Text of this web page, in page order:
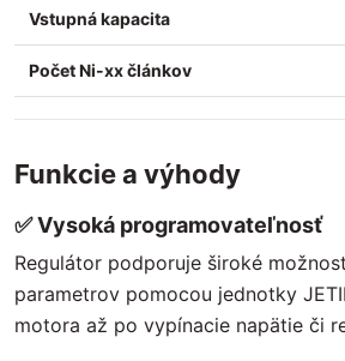
Vstupná kapacita
Počet Ni-xx článkov
Funkcie a výhody
✅Vysoká programovateľnosť
Regulátor podporuje široké
parametrov pomocou jednotky
motora až po vypínacie napätie či